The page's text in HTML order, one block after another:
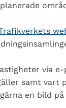
via
samt vart
en bild